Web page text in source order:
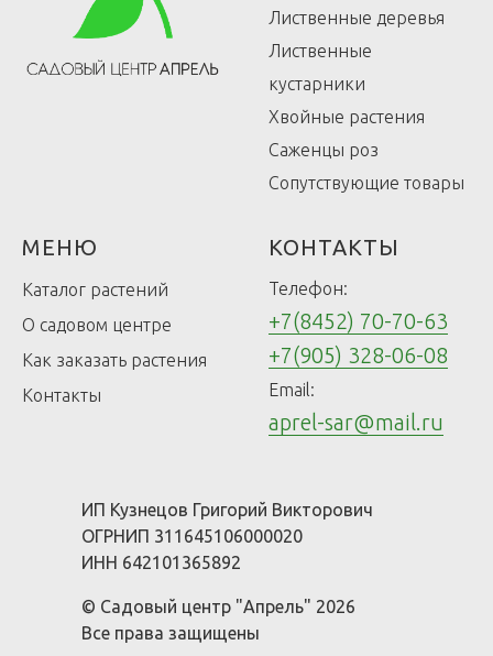
Лиственные деревья
Лиственные
кустарники
Хвойные растения
Саженцы роз
Сопутствующие товары
МЕНЮ
Каталог растений
О садовом центре
Как заказать растения
Контакты
КОНТАКТЫ
Телефон:
+7(8452) 70-70-63
+7(905) 328-06-08
Email:
aprel-sar@mail.ru
© Садовый центр "Апрель" 2026
Все права защищены
ИП Кузнецов Григорий Викторович
ОГРНИП 311645106000020
ИНН 642101365892